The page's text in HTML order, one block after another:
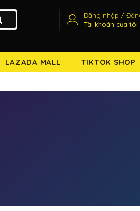
Đăng nhập /
Tài khoản của tôi
LAZADA MALL TIKTOK SHOP